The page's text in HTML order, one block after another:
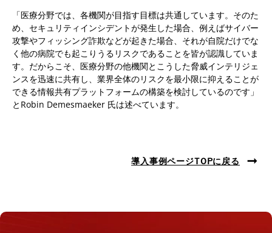
「医療分野では、各機関が目指す目標は共通しています。そのた
め、セキュリティインシデントが発生した場合、例えばサイバー
攻撃やフィッシング詐欺などが起きた場合、それが自院だけでな
く他の病院でも起こりうるリスクであることを皆が認識していま
す。だからこそ、医療分野の他機関とこうした脅威インテリジェ
ンスを迅速に共有し、業界全体のリスクを最小限に抑えることが
できる情報共有プラットフォームの構築を検討しているのです」
とRobin Demesmaeker 氏は述べています。
導入事例ページTOPに戻る